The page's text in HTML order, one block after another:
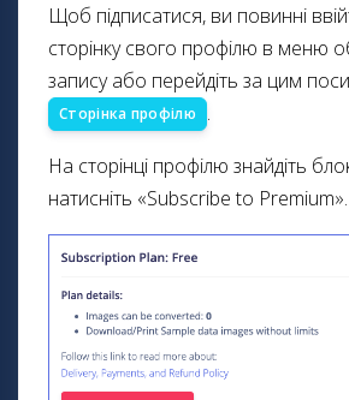
Щоб підписатися, ви повинні
сторінку свого профілю в меню
запису або перейдіть за цим
Сторінка профілю .
На сторінці профілю знайдіть
натисніть «Subscribe to Premium».